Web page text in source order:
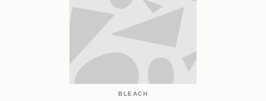
BLEACH